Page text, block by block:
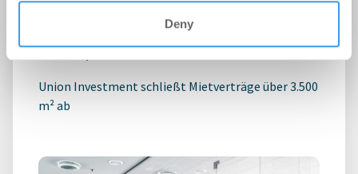
Deny
Technologiepark STEP
Büro | Deals Miete-06.08.2026
Union Investment schließt Mietverträge über 3.500
m² ab